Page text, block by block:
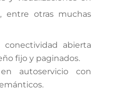
entre otras muchas
abierta
fijo y paginados.
autoservicio con